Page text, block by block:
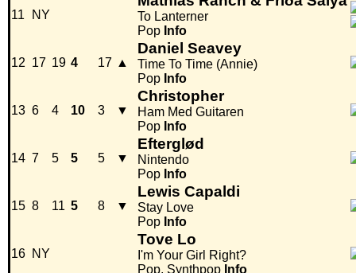
11 NY
To Lanterner
Pop Info
12 17 19 4 17 ▲
Daniel Seavey
Time To Time (Annie)
Pop Info
13 6 4 10 3 ▼
Christopher
Ham Med Guitaren
Pop Info
14 7 5 5 5 ▼
Efterglød
Nintendo
Pop Info
15 8 11 5 8 ▼
Lewis Capaldi
Stay Love
Pop Info
16 NY
Tove Lo
I'm Your Girl Right?
Pop, Synthpop Info